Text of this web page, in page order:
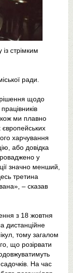
стрімким
ради.
щодо
ми плавно
європейських
харчування
або довідка
у
значно менший,
третина
– сказав
з 18 жовтня
дистанційне
тому загалом
що розірвати
На час